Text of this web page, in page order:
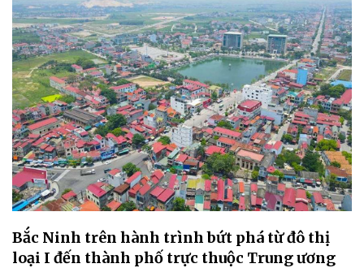
Bắc Ninh trên hành trình bứt phá từ đô thị
loại I đến thành phố trực thuộc Trung ương